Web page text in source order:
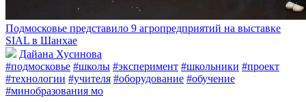
Подмосковье представило 9 агропредприятий на выставке
SIAL в Шанхае
Дайана Хусинова
#подмосковье #школы #эксперимент #школьники #проект
#технологии #учителя #оборудование #обучение
#минобразования мо